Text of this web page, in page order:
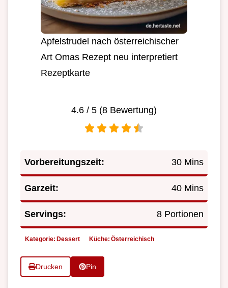
Apfelstrudel nach österreichischer
Art Omas Rezept neu interpretiert
Rezeptkarte
4.6 / 5 (8 Bewertung)
Vorbereitungszeit: 30 Mins
Garzeit: 40 Mins
Servings: 8 Portionen
Kategorie: Dessert Küche: Österreichisch
Drucken Pin